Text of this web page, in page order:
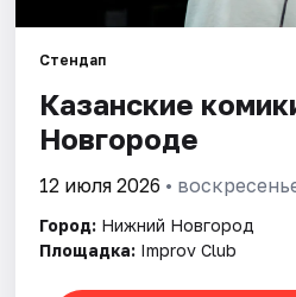
Города
Площадки
Рейтинги
Стендап
Казанские
Новгороде
12 июля 2026 •
Город: Нижний Новгород
Площадка: Improv Club